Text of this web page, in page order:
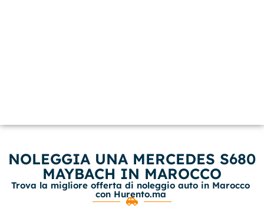
NOLEGGIA UNA MERCEDES S680
MAYBACH IN MAROCCO
Trova la migliore offerta di noleggio auto in Marocco
con Hurento.ma